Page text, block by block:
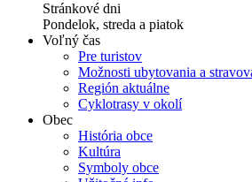
Stránkové dni
Pondelok, streda a piatok
Voľný čas
Pre turistov
Možnosti ubytovania a
Región aktuálne
Cyklotrasy v okolí
Obec
História obce
Kultúra
Symboly obce